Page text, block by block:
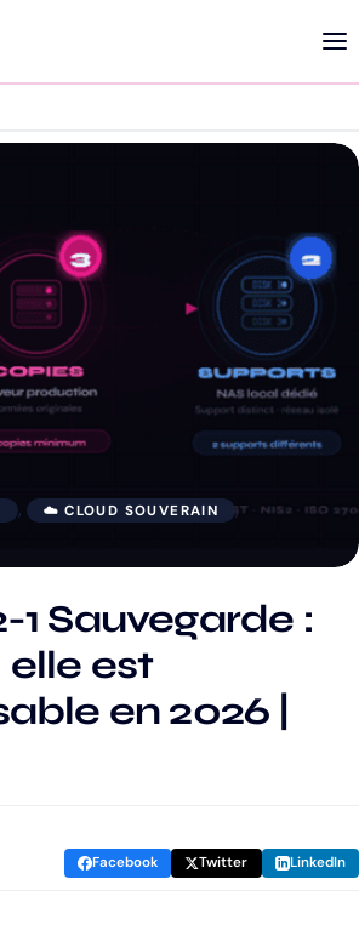
, ☁️ CLOUD SOUVERAIN ,
1 Sauvegarde :
est
en 2026 |
Facebook Twitter LinkedIn